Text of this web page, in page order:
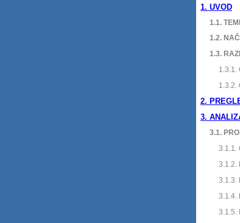
1. UVOD
1.1.
1.2.
1.3.
1.3.1.
1.3.2.
2.
3.
3.1.
3.1.1.
3.1.2.
3.1.3.
3.1.4.
3.1.5.